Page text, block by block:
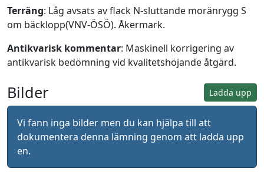
Terräng: Låg avsats av flack N-sluttande moränrygg S
om bäcklopp(VNV-ÖSÖ). Åkermark.
Antikvarisk kommentar: Maskinell korrigering av
antikvarisk bedömning vid kvalitetshöjande åtgärd.
Ladda upp
Bilder
Vi fann inga bilder men du kan hjälpa till att
dokumentera denna lämning genom att ladda upp
en.